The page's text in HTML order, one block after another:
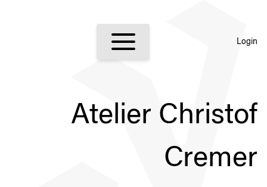
Login
Atelier Christof
Cremer